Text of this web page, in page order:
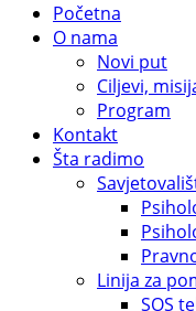
Početna
O nama
Novi put
Ciljevi,
Program
Kontakt
Šta radimo
Linija za
SOS